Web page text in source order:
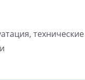
технические